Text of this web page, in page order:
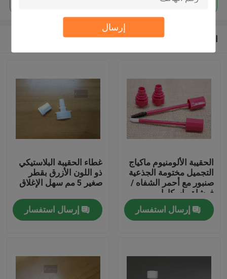
إرسال
المنتجات الموصى بها
الحقيبة الألومنيوم ماكياج
التجميل مختومة الجذعية
صنبور مع أحمر الشفاه /
فرشاة ماسكارا
إرسال استفسار
غطاء الحقيبة البلاستيكي
ذو اللون الأزرق بقطر
صغير 5 مم سهل الإغلاق
إرسال استفسار